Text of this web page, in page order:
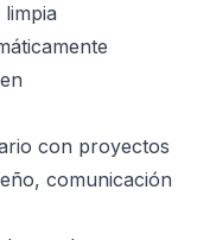
con proyectos
comunicación